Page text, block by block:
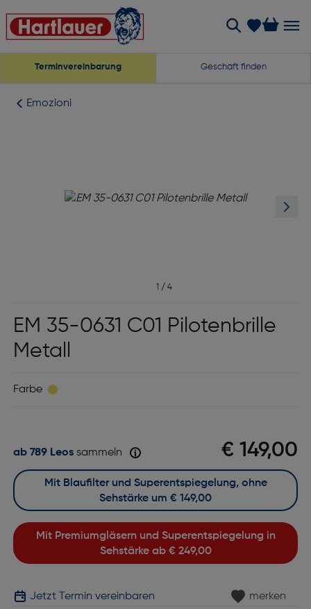
Terminvereinbarung Geschäft finden
Emozioni
1 / 4
EM 35-0631 C01 Pilotenbrille
Metall
Farbe
€ 149,00
ab 789 Leossammeln
Mit Premiumgläsern und Superentspiegelung in
Sehstärke ab € 249,00
Mit Blaufilter und Superentspiegelung, ohne
Sehstärke um € 149,00
Jetzt Termin vereinbaren merken